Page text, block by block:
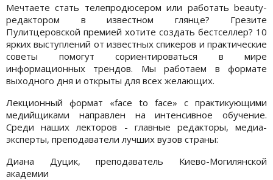
Мечтаете стать телепродюсером или работать beauty-
редактором в известном глянце? Грезите
Пулитцеровской премией хотите создать бестселлер? 10
ярких выступлений от известных спикеров и практические
советы помогут сориентироваться в мире
информационных трендов. Мы работаем в формате
выходного дня и открыты для всех желающих.
Лекционный формат «face to face» с практикующими
медийщиками направлен на интенсивное обучение.
Среди наших лекторов - главные редакторы, медиа-
эксперты, преподаватели лучших вузов страны:
Диана Дуцик, преподаватель Киево-Могилянской
академии